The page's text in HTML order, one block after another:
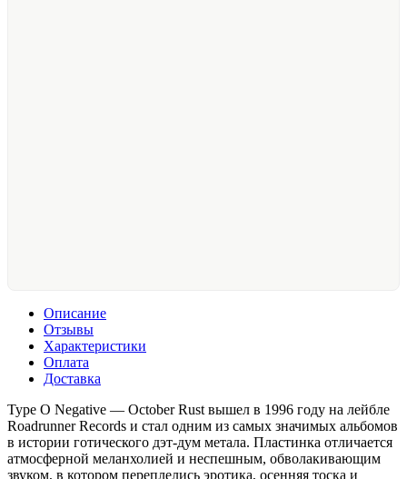
Описание
Отзывы
Характеристики
Оплата
Доставка
Type O Negative — October Rust вышел в 1996 году на лейбле
Roadrunner Records и стал одним из самых значимых альбомов
в истории готического дэт-дум метала. Пластинка отличается
атмосферной меланхолией и неспешным, обволакивающим
звуком, в котором переплелись эротика, осенняя тоска и